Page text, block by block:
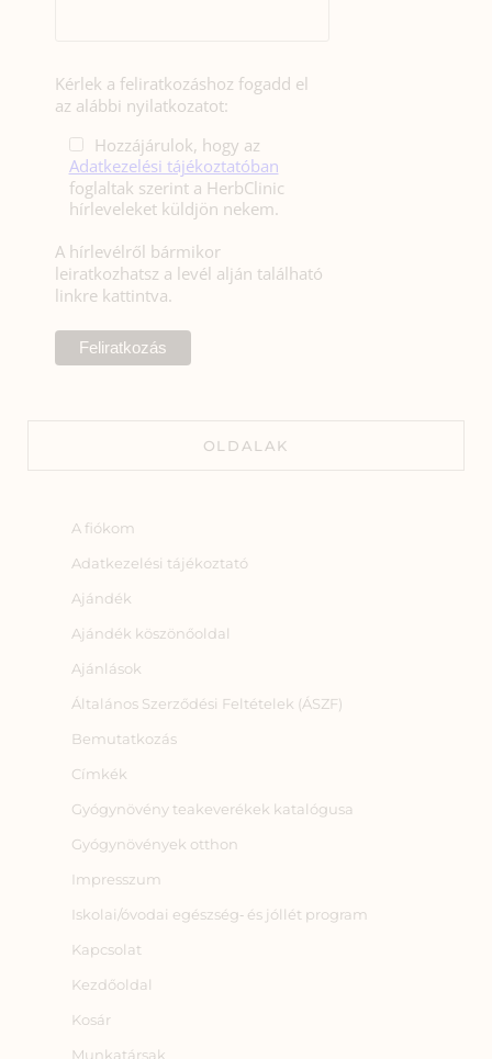
Kérlek a feliratkozáshoz fogadd el
az alábbi nyilatkozatot:
Hozzájárulok, hogy az
Adatkezelési tájékoztatóban
foglaltak szerint a HerbClinic
hírleveleket küldjön nekem.
A hírlevélről bármikor
leiratkozhatsz a levél alján található
linkre kattintva.
OLDALAK
A fiókom
Adatkezelési tájékoztató
Ajándék
Ajándék köszönőoldal
Ajánlások
Általános Szerződési Feltételek (ÁSZF)
Bemutatkozás
Címkék
Gyógynövény teakeverékek katalógusa
Gyógynövények otthon
Impresszum
Iskolai/óvodai egészség‑ és jóllét program
Kapcsolat
Kezdőoldal
Kosár
Munkatársak